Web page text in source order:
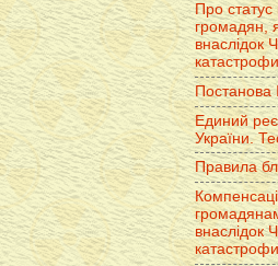
Про статус
громадян,
внаслідок
катастрофи
Единий
України.
Правила
внаслідок
катастрофи